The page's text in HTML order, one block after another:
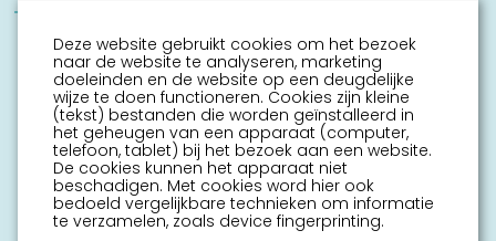
Deze website gebruikt cookies om het bezoek
naar de website te analyseren, marketing
doeleinden en de website op een deugdelijke
wijze te doen functioneren. Cookies zijn kleine
(tekst) bestanden die worden geïnstalleerd in
het geheugen van een apparaat (computer,
telefoon, tablet) bij het bezoek aan een website.
De cookies kunnen het apparaat niet
beschadigen. Met cookies word hier ook
bedoeld vergelijkbare technieken om informatie
te verzamelen, zoals device fingerprinting.